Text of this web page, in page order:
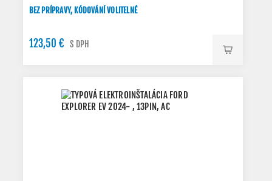
BEZ PRÍPRAVY, KÓDOVÁNÍ VOLITELNÉ
123,50 € S DPH